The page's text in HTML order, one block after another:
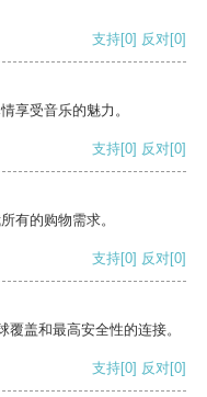
支持[0] 反对[0]
享受音乐的魅力。
支持[0] 反对[0]
有的购物需求。
支持[0] 反对[0]
盖和最高安全性的连接。
支持[0] 反对[0]